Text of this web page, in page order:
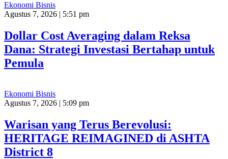
Ekonomi Bisnis
Agustus 7, 2026 | 5:51 pm
Dollar Cost Averaging dalam Reksa
Dana: Strategi Investasi Bertahap untuk
Pemula
Ekonomi Bisnis
Agustus 7, 2026 | 5:09 pm
Warisan yang Terus Berevolusi:
HERITAGE REIMAGINED di ASHTA
District 8